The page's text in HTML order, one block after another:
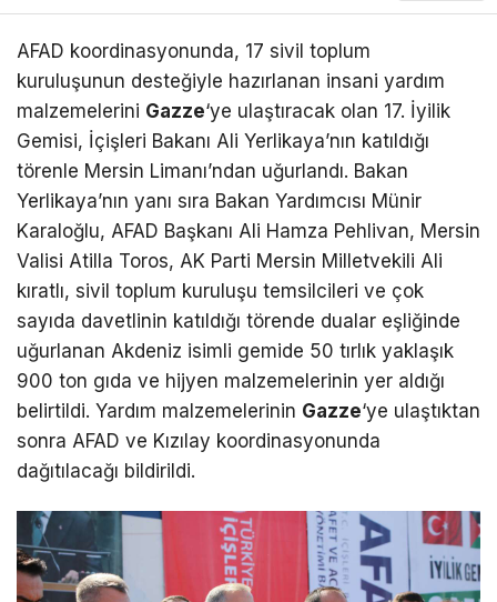
AFAD koordinasyonunda, 17 sivil toplum
kuruluşunun desteğiyle hazırlanan insani yardım
malzemelerini Gazze‘ye ulaştıracak olan 17. İyilik
Gemisi, İçişleri Bakanı Ali Yerlikaya’nın katıldığı
törenle Mersin Limanı’ndan uğurlandı. Bakan
Yerlikaya’nın yanı sıra Bakan Yardımcısı Münir
Karaloğlu, AFAD Başkanı Ali Hamza Pehlivan, Mersin
Valisi Atilla Toros, AK Parti Mersin Milletvekili Ali
kıratlı, sivil toplum kuruluşu temsilcileri ve çok
sayıda davetlinin katıldığı törende dualar eşliğinde
uğurlanan Akdeniz isimli gemide 50 tırlık yaklaşık
900 ton gıda ve hijyen malzemelerinin yer aldığı
belirtildi. Yardım malzemelerinin Gazze‘ye ulaştıktan
sonra AFAD ve Kızılay koordinasyonunda
dağıtılacağı bildirildi.